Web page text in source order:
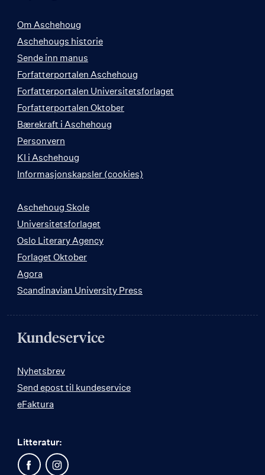
Om Aschehoug
Aschehougs historie
Sende inn manus
Forfatterportalen Aschehoug
Forfatterportalen Universitetsforlaget
Forfatterportalen Oktober
Bærekraft i Aschehoug
Personvern
KI i Aschehoug
Informasjonskapsler (cookies)
Aschehoug Skole
Universitetsforlaget
Oslo Literary Agency
Forlaget Oktober
Agora
Scandinavian University Press
Kundeservice
Nyhetsbrev
Send epost til kundeservice
eFaktura
Litteratur: